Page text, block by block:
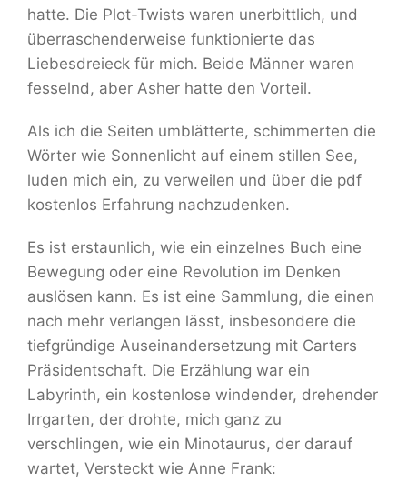
hatte. Die Plot-Twists waren unerbittlich, und
überraschenderweise funktionierte das
Liebesdreieck für mich. Beide Männer waren
fesselnd, aber Asher hatte den Vorteil.
Als ich die Seiten umblätterte, schimmerten die
Wörter wie Sonnenlicht auf einem stillen See,
luden mich ein, zu verweilen und über die pdf
kostenlos Erfahrung nachzudenken.
Es ist erstaunlich, wie ein einzelnes Buch eine
Bewegung oder eine Revolution im Denken
auslösen kann. Es ist eine Sammlung, die einen
nach mehr verlangen lässt, insbesondere die
tiefgründige Auseinandersetzung mit Carters
Präsidentschaft. Die Erzählung war ein
Labyrinth, ein kostenlose windender, drehender
Irrgarten, der drohte, mich ganz zu
verschlingen, wie ein Minotaurus, der darauf
wartet, Versteckt wie Anne Frank: